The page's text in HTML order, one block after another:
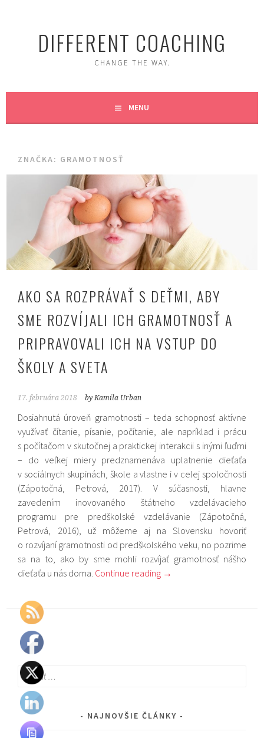
DIFFERENT COACHING
CHANGE THE WAY.
MENU
ZNAČKA: GRAMOTNOSŤ
AKO SA ROZPRÁVAŤ S DEŤMI, ABY
SME ROZVÍJALI ICH GRAMOTNOSŤ A
PRIPRAVOVALI ICH NA VSTUP DO
ŠKOLY A SVETA
17. februára 2018 by Kamila Urban
Dosiahnutá úroveň gramotnosti – teda schopnosť aktívne
využívať čítanie, písanie, počítanie, ale napríklad i prácu
s počítačom v skutočnej a praktickej interakcii s inými ľuďmi
– do veľkej miery predznamenáva uplatnenie dieťaťa
v sociálnych skupinách, škole a vlastne i v celej spoločnosti
(Zápotočná, Petrová, 2017). V súčasnosti, hlavne
zavedením inovovaného štátneho vzdelávacieho
programu pre predškolské vzdelávanie (Zápotočná,
Petrová, 2016), už môžeme aj na Slovensku hovoriť
o rozvíjaní gramotnosti od predškolského veku, no pozrime
sa na to, ako by sme mohli rozvíjať gramotnosť nášho
dieťaťa u nás doma. Continue reading →
Hľadať:
NAJNOVŠIE ČLÁNKY